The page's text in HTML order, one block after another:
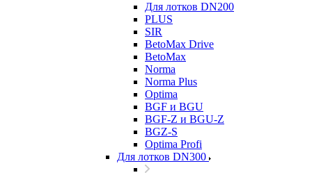
Для лотков DN200
PLUS
SIR
BetoMax Drive
BetoMax
Norma
Norma Plus
Optima
BGF и BGU
BGF-Z и BGU-Z
BGZ-S
Optima Profi
Для лотков DN300